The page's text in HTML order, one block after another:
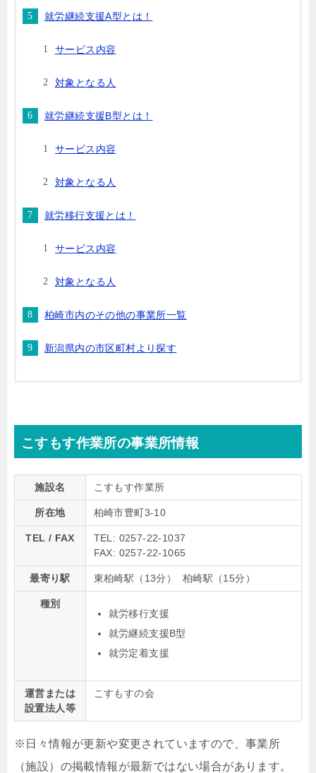
就労継続支援A型とは！
サービス内容
対象となる人
就労継続支援B型とは！
サービス内容
対象となる人
就労移行支援とは！
サービス内容
対象となる人
柏崎市内のその他の事業所一覧
新潟県内の市区町村より探す
こすもす作業所の事業所情報
施設名 こすもす作業所
所在地 柏崎市豊町3-10
TEL / FAX
TEL: 0257-22-1037
FAX: 0257-22-1065
最寄り駅 東柏崎駅（13分） 柏崎駅（15分）
種別
就労移行支援
就労継続支援B型
就労定着支援
運営または
設置法人等
こすもすの会
※日々情報が更新や変更されていますので、事業所
（施設）の掲載情報が最新ではない場合があります。